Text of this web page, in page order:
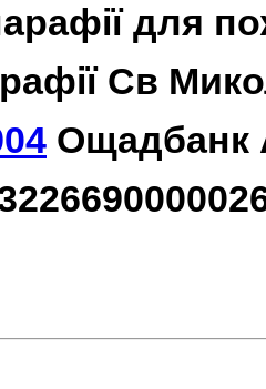
для
Св
Ощадбанк